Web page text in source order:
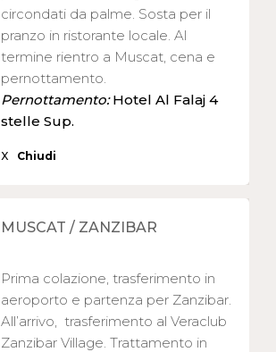
circondati da palme. Sosta per il
pranzo in ristorante locale. Al
termine rientro a Muscat, cena e
pernottamento.
Pernottamento:Hotel Al Falaj 4
stelle Sup.
X Chiudi
MUSCAT / ZANZIBAR
Prima colazione, trasferimento in
aeroporto e partenza per Zanzibar.
All’arrivo, trasferimento al Veraclub
Zanzibar Village. Trattamento in